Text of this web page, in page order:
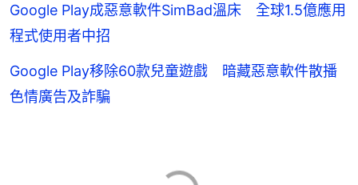
Google Play成惡意軟件SimBad溫床 全球1.5億應用
程式使用者中招
Google Play移除60款兒童遊戲 暗藏惡意軟件散播
色情廣告及詐騙